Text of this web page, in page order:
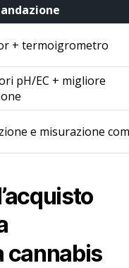
+ termoigrometro
pH/EC + migliore
e misurazione
cannabis